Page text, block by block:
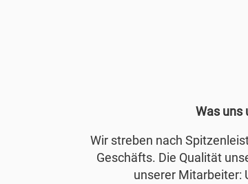
Was uns
Wir streben nach
Geschäfts. Die Qualität
unserer Mitarbeiter: